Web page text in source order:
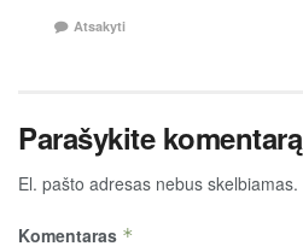
Atsakyti
Parašykite komentarą
El. pašto adresas nebus skelbiamas.
Komentaras *